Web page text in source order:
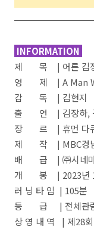
INFORMATION
제 목 | 어른 김
영 제 | A Man
감 독 | 김현지
출 연 | 김장하,
장 르 | 휴먼 다큐
제 작 | MBC경
배 급 | ㈜시네
개 봉 | 2023년
러 닝 타 임 | 105분
등 급 | 전체관
상 영 내 역 | 제28회